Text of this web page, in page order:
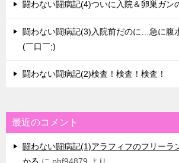
闘わない闘病記(4)ついに入院＆卵巣ガン
闘わない闘病記(3)入院前だのに…急に腹
(￣口￣;)
闘わない闘病記(2)検査！検査！検査！
最近のコメント
闘わない闘病記(1)アラフィフのフリーラ